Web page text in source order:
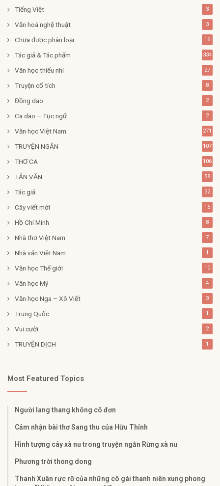
Tiếng Việt 3
Văn hoá nghệ thuật 3
Chưa được phân loại 16
Tác giả & Tác phẩm 334
Văn học thiếu nhi 27
Truyện cổ tích 8
Đồng dao 2
Ca dao – Tục ngữ 2
Văn học Việt Nam 271
TRUYỆN NGẮN 107
THƠ CA 106
TẢN VĂN 58
Tác giả 32
Cây viết mới 15
Hồ Chí Minh 8
Nhà thơ Việt Nam 7
Nhà văn Việt Nam 1
Văn học Thế giới 10
Văn học Mỹ 4
Văn học Nga – Xô Viết 3
Trung Quốc 1
Vui cười 2
TRUYỆN DỊCH 1
Most Featured Topics
Người lang thang không cô đơn
Cảm nhận bài thơ Sang thu của Hữu Thỉnh
Hình tượng cây xà nu trong truyện ngắn Rừng xà nu
Phương trời thong dong
Thanh Xuân rực rỡ của những cô gái thanh niên xung phong